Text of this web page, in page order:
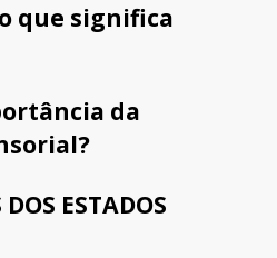
que significa
da
ESTADOS